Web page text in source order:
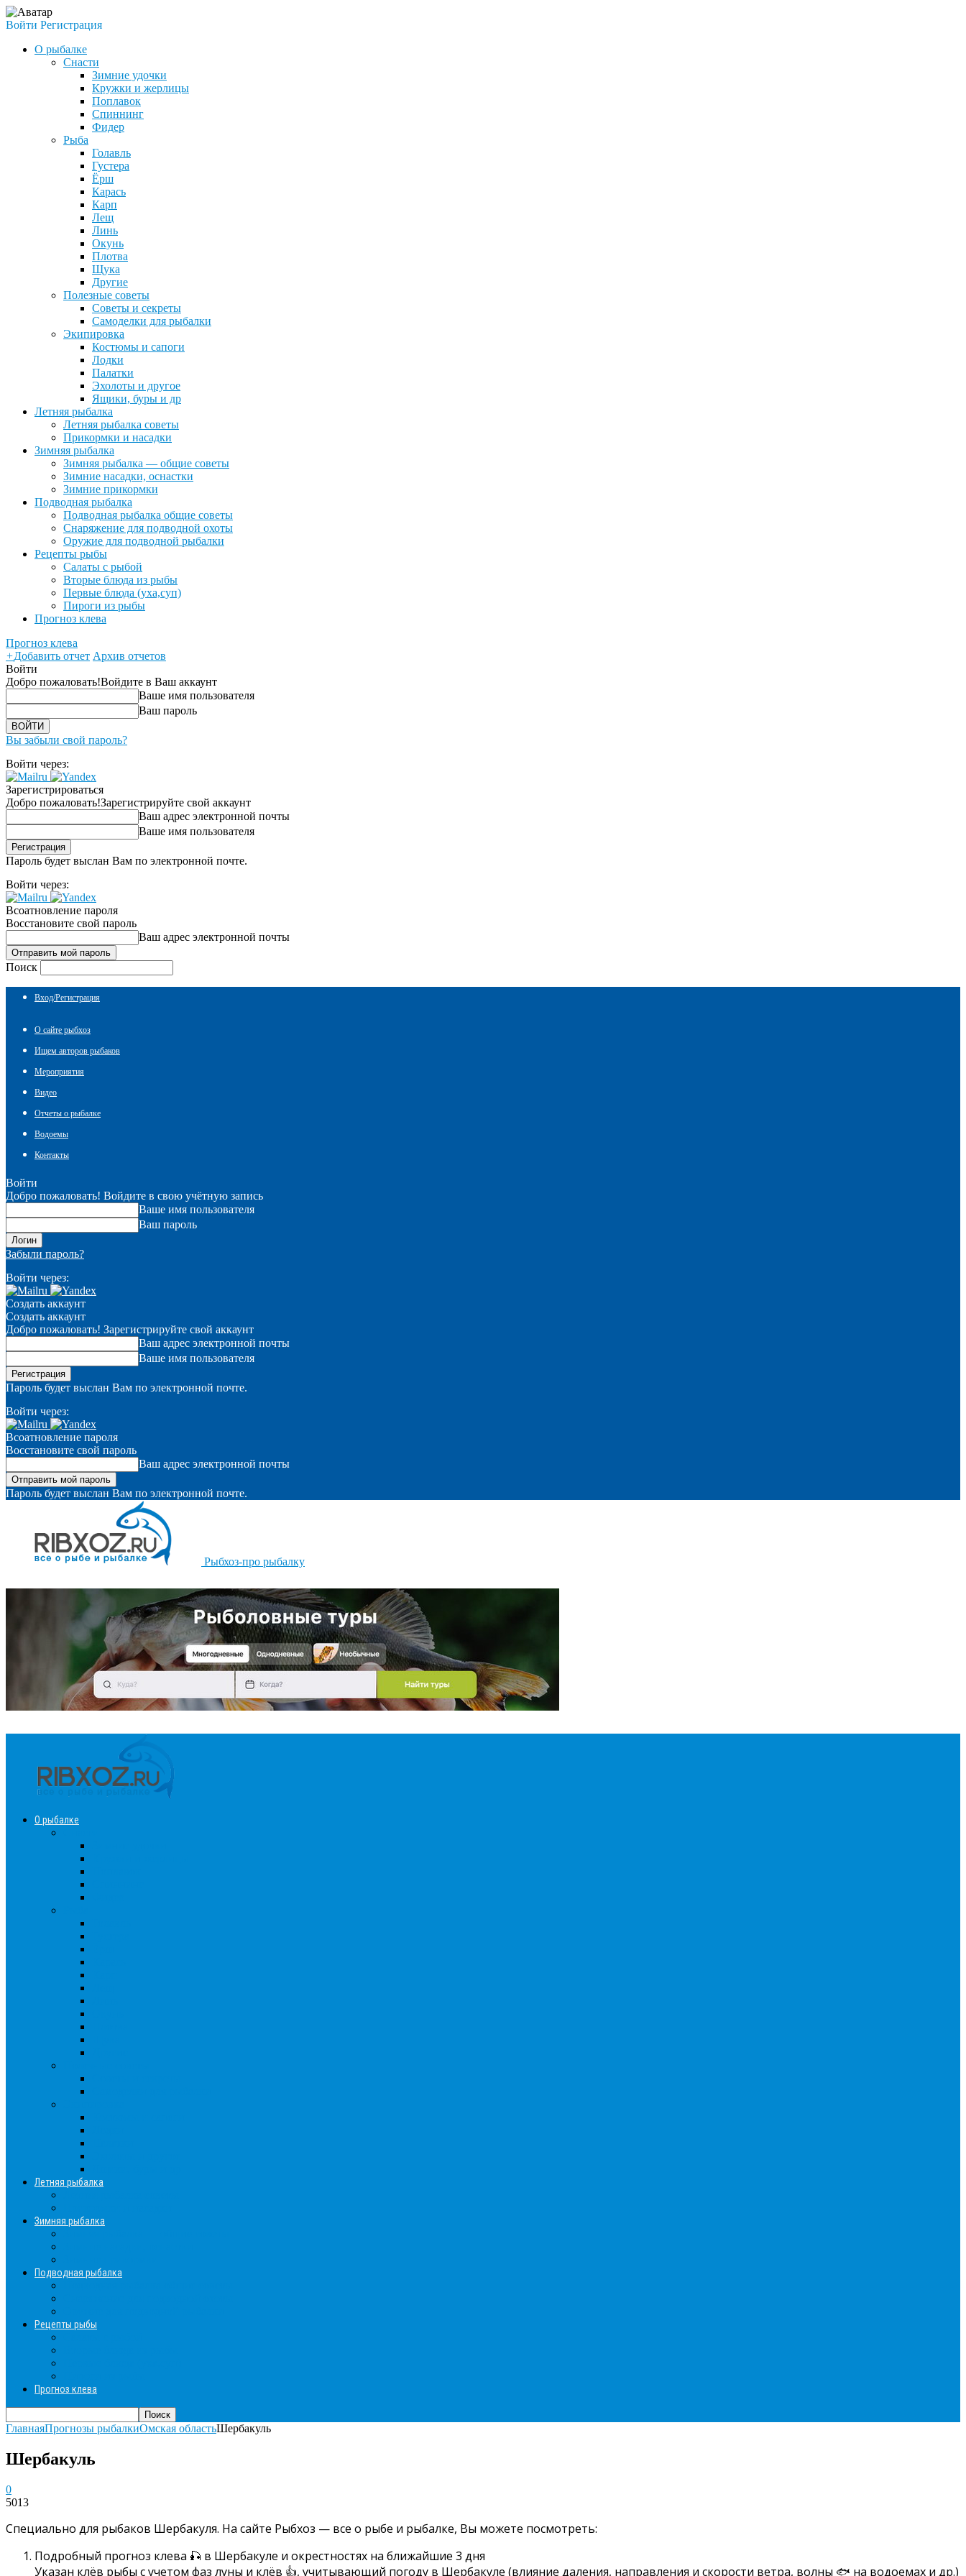
Войти Регистрация
О рыбалке
Снасти
Зимние удочки
Кружки и жерлицы
Поплавок
Спиннинг
Фидер
Рыба
Голавль
Густера
Ёрш
Карась
Карп
Лещ
Линь
Окунь
Плотва
Щука
Другие
Полезные советы
Советы и секреты
Самоделки для рыбалки
Экипировка
Костюмы и сапоги
Лодки
Палатки
Эхолоты и другое
Ящики, буры и др
Летняя рыбалка
Летняя рыбалка советы
Прикормки и насадки
Зимняя рыбалка
Зимняя рыбалка — общие советы
Зимние насадки, оснастки
Зимние прикормки
Подводная рыбалка
Подводная рыбалка общие советы
Снаряжение для подводной охоты
Оружие для подводной рыбалки
Рецепты рыбы
Салаты с рыбой
Вторые блюда из рыбы
Первые блюда (уха,суп)
Пироги из рыбы
Прогноз клева
Прогноз клева
+Добавить отчет Архив отчетов
Войти
Добро пожаловать!Войдите в Ваш аккаунт
Ваше имя пользователя
Ваш пароль
Вы забыли свой пароль?
Войти через:
Зарегистрироваться
Добро пожаловать!Зарегистрируйте свой аккаунт
Ваш адрес электронной почты
Ваше имя пользователя
Пароль будет выслан Вам по электронной почте.
Войти через:
Всоатновление пароля
Восстановите свой пароль
Ваш адрес электронной почты
Поиск
Вход/Регистрация
О сайте рыбхоз
Ищем авторов рыбаков
Мероприятия
Видео
Отчеты о рыбалке
Водоемы
Контакты
Войти
Добро пожаловать! Войдите в свою учётную запись
Ваше имя пользователя
Ваш пароль
Забыли пароль?
Войти через:
Создать аккаунт
Создать аккаунт
Добро пожаловать! Зарегистрируйте свой аккаунт
Ваш адрес электронной почты
Ваше имя пользователя
Пароль будет выслан Вам по электронной почте.
Войти через:
Всоатновление пароля
Восстановите свой пароль
Ваш адрес электронной почты
Пароль будет выслан Вам по электронной почте.
Рыбхоз-про рыбалку
О рыбалке
Летняя рыбалка
Зимняя рыбалка
Подводная рыбалка
Рецепты рыбы
Прогноз клева
ГлавнаяПрогнозы рыбалкиОмская областьШербакуль
Шербакуль
0
5013
Специально для рыбаков Шербакуля. На сайте Рыбхоз — все о рыбе и рыбалке, Вы можете посмотреть:
Подробный прогноз клева 🎣 в Шербакуле и окрестностях на ближайшие 3 дня
Указан клёв рыбы с учетом фаз луны и клёв 👍, учитывающий погоду в Шербакуле (влияние даления, направления и скорости ветра, волны 🐟 на водоемах и др.)